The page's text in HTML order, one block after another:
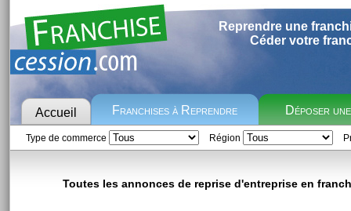
Reprendre une
Céder votre
Accueil Franchises à Reprendre Déposer
Type de commerce Région
Toutes les annonces de reprise d'entreprise en